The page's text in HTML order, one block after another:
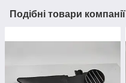
Подібні товари компанії